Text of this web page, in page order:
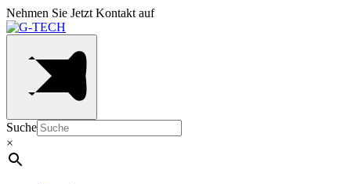
Nehmen Sie Jetzt Kontakt auf
Suche
×